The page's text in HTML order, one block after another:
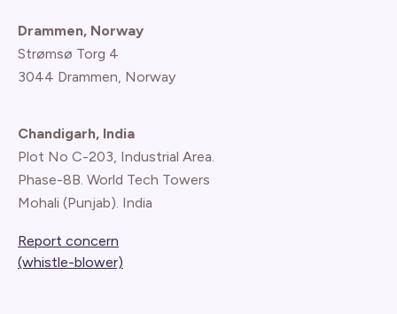
Drammen, Norway
Strømsø Torg 4
3044 Drammen, Norway
Chandigarh, India
Plot No C-203, Industrial Area.
Phase-8B. World Tech Towers
Mohali (Punjab). India
Report concern
(whistle-blower)